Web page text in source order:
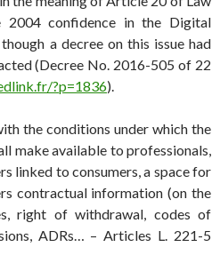
confidence in the Digital
a decree on this issue had
(Decree No. 2016-505 of 22
?p=1836).
the conditions under which the
make available to professionals,
linked to consumers, a space for
contractual information (on the
right of withdrawal, codes of
ADRs… – Articles L. 221-5